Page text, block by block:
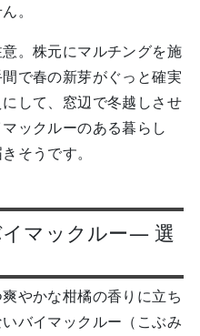
。
。株元にマルチングを施
で春の新芽がぐっと確実
して、窓辺で冬越しさせ
ックルーのある暮らし
そうです。
マックルー— 選
やかな柑橘の香りに立ち
バイマックルー（こぶみ